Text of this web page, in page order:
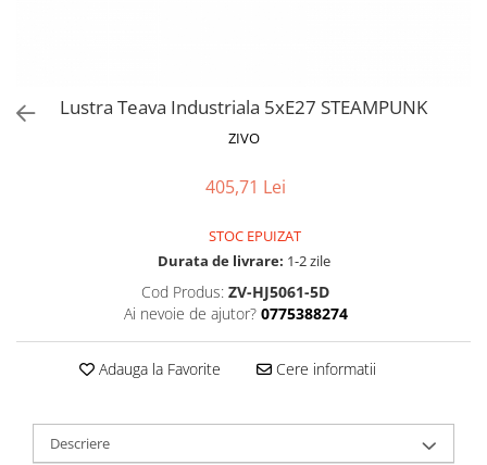
Lustra Teava Industriala 5xE27 STEAMPUNK
ZIVO
405,71 Lei
STOC EPUIZAT
Durata de livrare: 1-2 zile
Cod Produs: ZV-HJ5061-5D
Ai nevoie de ajutor? 0775388274
Adauga la Favorite Cere informatii
Descriere